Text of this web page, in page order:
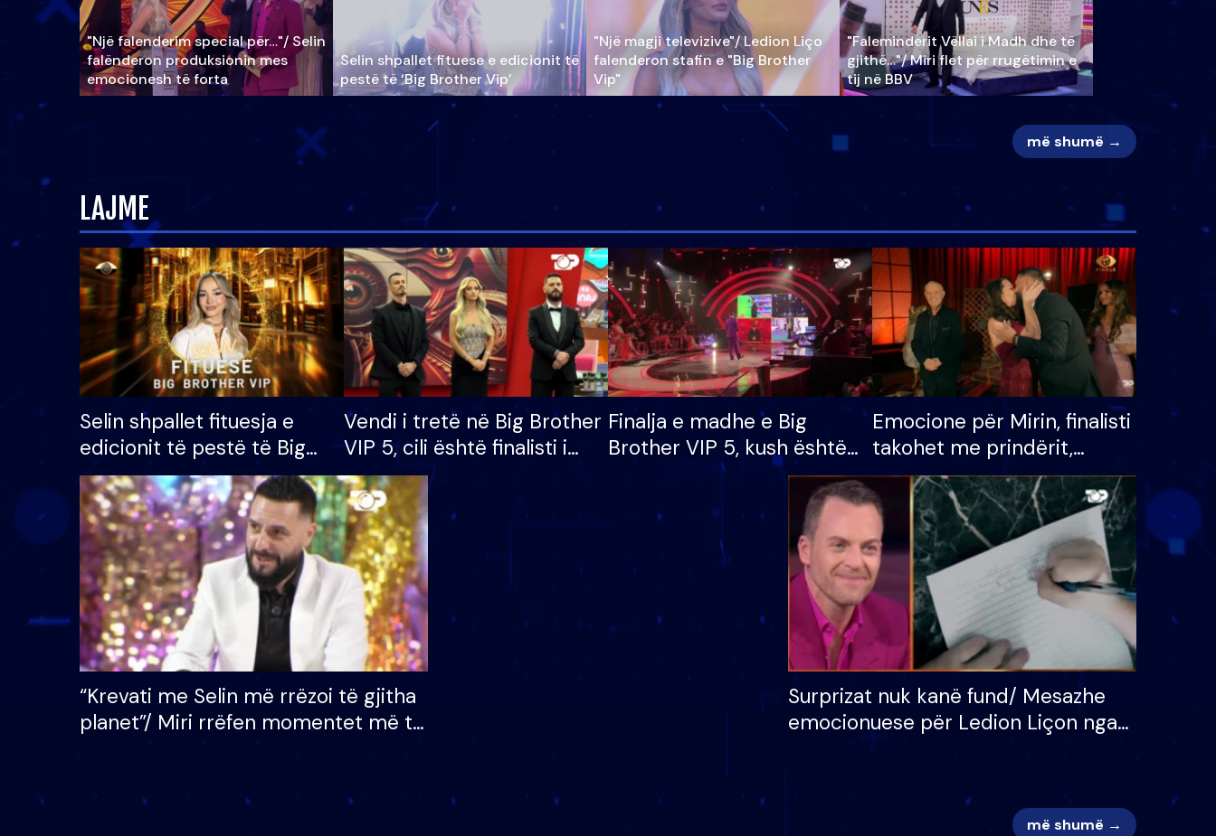
"Një falenderim special për…"/ Selin
falënderon produksionin mes
emocionesh të forta
Selin shpallet fituese e edicionit të
pestë të ‘Big Brother Vip’
"Një magji televizive"/ Ledion Liço
falenderon stafin e "Big Brother
Vip"
"Faleminderit Vëllai i Madh dhe të
gjithë…"/ Miri flet për rrugëtimin e
tij në BBV
më shumë →
LAJME
Selin shpallet fituesja e
edicionit të pestë të Big
Brother VIP, rrëmben
çmimin e madh prej 100
mijë eurosh
Vendi i tretë në Big Brother
VIP 5, cili është finalisti i
radhës që lë shtëpinë
Finalja e madhe e Big
Brother VIP 5, kush është
banori i parë që lë shtëpinë
dhe humb mundësinë për
të fituar çmimin e madh
Emocione për Mirin, finalisti
takohet me prindërit,
vajzën dhe bashkëshorten:
S’kemi ndonjë letër divorci
apo jo?
“Krevati me Selin më rrëzoi të gjitha
planet”/ Miri rrëfen momentet më të
bukura në shtëpinë e BB VIP: Do më
Surprizat nuk kanë fund/ Mesazhe
emocionuese për Ledion Liçon nga
nëna dhe fëmijët e tij, moderatori
më shumë →